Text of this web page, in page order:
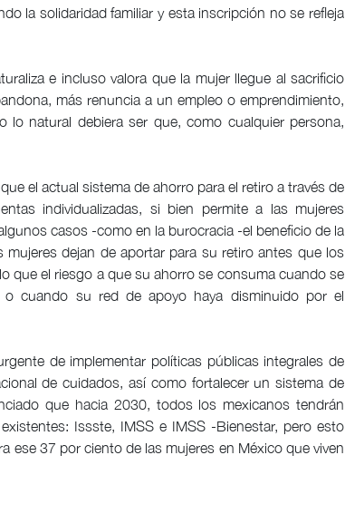
la solidaridad familiar y esta inscripción no se refleja
e incluso valora que la mujer llegue al sacrificio
más renuncia a un empleo o emprendimiento,
lo natural debiera ser que, como cualquier persona,
el actual sistema de ahorro para el retiro a través de
individualizadas, si bien permite a las mujeres
casos -como en la burocracia -el beneficio de la
dejan de aportar para su retiro antes que los
que el riesgo a que su ahorro se consuma cuando se
o cuando su red de apoyo haya disminuido por el
de implementar políticas públicas integrales de
de cuidados, así como fortalecer un sistema de
que hacia 2030, todos los mexicanos tendrán
Issste, IMSS e IMSS -Bienestar, pero esto
ese 37 por ciento de las mujeres en México que viven